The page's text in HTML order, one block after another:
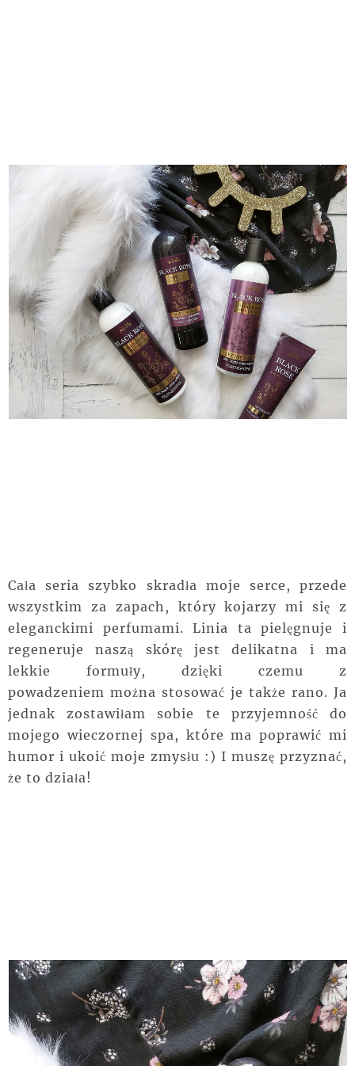
Cała seria szybko skradła moje serce, przede
wszystkim za zapach , który kojarzy mi się z
eleganckimi perfumami. Linia ta pielęgnuje i
regeneruje naszą skórę jest delikatna i ma
lekkie formuły, dzięki czemu z
powadzeniem można stosować je także rano. Ja
jednak zostawiłam sobie te przyjemność do
mojego wieczornej spa, które ma poprawić mi
humor i ukoić moje zmysłu :) I muszę przyznać,
że to działa!